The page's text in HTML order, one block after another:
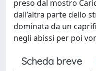
preso dal mostro
dall’altra parte dello
dominata da un
negli abissi per poi
Scheda breve